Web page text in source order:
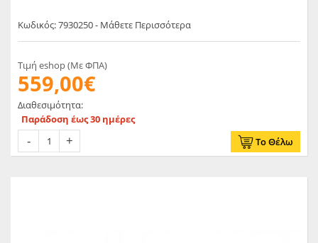
Κωδικός: 7930250 - Μάθετε Περισσότερα
Τιμή eshop (Με ΦΠΑ)
559,00€
Διαθεσιμότητα:
Παράδοση έως 30 ημέρες
Το Θέλω